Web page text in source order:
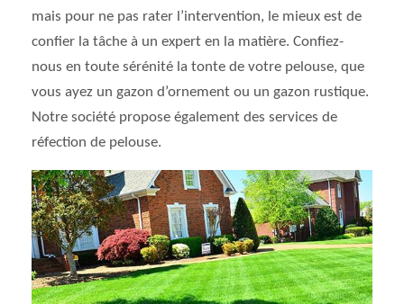
mais pour ne pas rater l’intervention, le mieux est de
confier la tâche à un expert en la matière. Confiez-
nous en toute sérénité la tonte de votre pelouse, que
vous ayez un gazon d’ornement ou un gazon rustique.
Notre société propose également des services de
réfection de pelouse.